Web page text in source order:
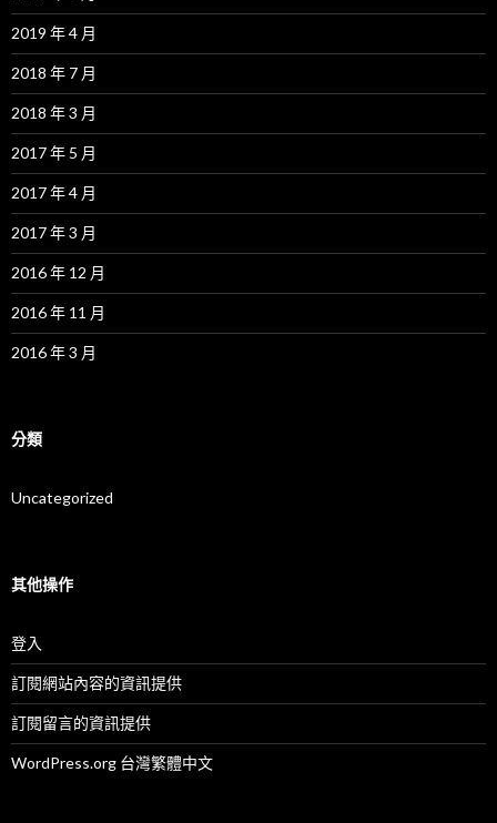
2019 年 4 月
2018 年 7 月
2018 年 3 月
2017 年 5 月
2017 年 4 月
2017 年 3 月
2016 年 12 月
2016 年 11 月
2016 年 3 月
分類
Uncategorized
其他操作
登入
訂閱網站內容的資訊提供
訂閱留言的資訊提供
WordPress.org 台灣繁體中文